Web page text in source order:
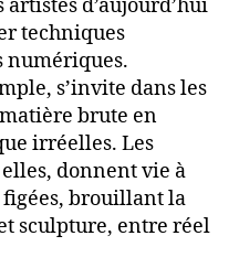
d’aujourd’hui
techniques
numériques.
s’invite dans les
brute en
irréelles. Les
donnent vie à
brouillant la
sculpture, entre réel